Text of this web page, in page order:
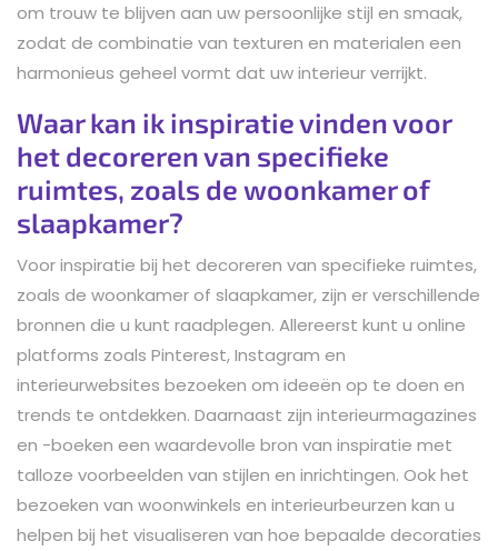
om trouw te blijven aan uw persoonlijke stijl en smaak,
zodat de combinatie van texturen en materialen een
harmonieus geheel vormt dat uw interieur verrijkt.
Waar kan ik inspiratie vinden voor
het decoreren van specifieke
ruimtes, zoals de woonkamer of
slaapkamer?
Voor inspiratie bij het decoreren van specifieke ruimtes,
zoals de woonkamer of slaapkamer, zijn er verschillende
bronnen die u kunt raadplegen. Allereerst kunt u online
platforms zoals Pinterest, Instagram en
interieurwebsites bezoeken om ideeën op te doen en
trends te ontdekken. Daarnaast zijn interieurmagazines
en -boeken een waardevolle bron van inspiratie met
talloze voorbeelden van stijlen en inrichtingen. Ook het
bezoeken van woonwinkels en interieurbeurzen kan u
helpen bij het visualiseren van hoe bepaalde decoraties